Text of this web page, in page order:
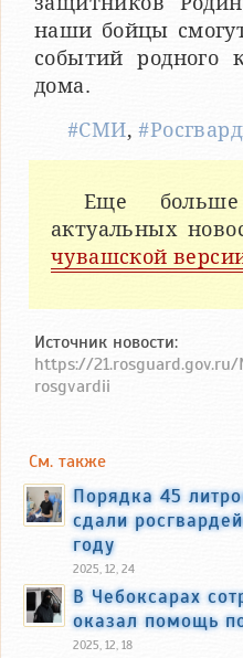
наши бойцы
событий родного
дома.
#СМИ,
Еще
актуальных
чувашской
Источник новости:
https://
rosgvardii
См. также
Порядка 45
сдали
году
2025, 12, 24
В Чебоксарах
оказал помощь
2025, 12, 18